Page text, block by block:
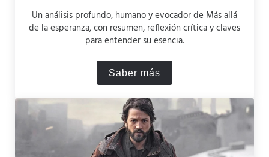
Un análisis profundo, humano y evocador de Más allá
de la esperanza, con resumen, reflexión crítica y claves
para entender su esencia.
Saber másMás allá de la esperanza: